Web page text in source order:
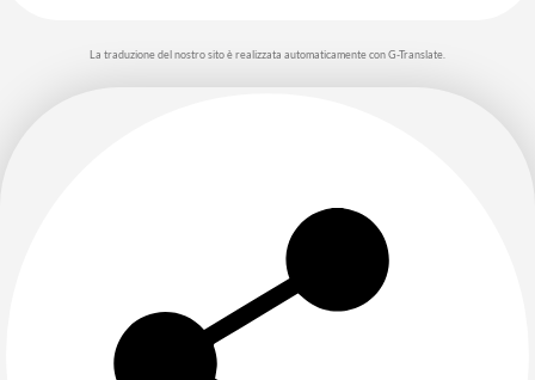
La traduzione del nostro sito è realizzata automaticamente con G-Translate.